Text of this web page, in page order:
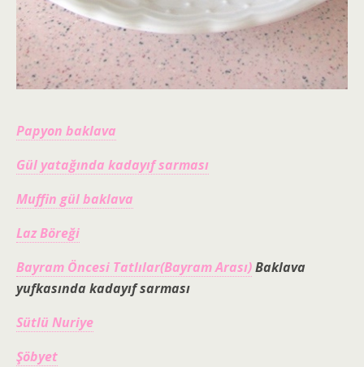
Papyon baklava
Gül yatağında kadayıf sarması
Muffin gül baklava
Laz Böreği
Bayram Öncesi Tatlılar(Bayram Arası)Baklava
yufkasında kadayıf sarması
Sütlü Nuriye
Şöbyet